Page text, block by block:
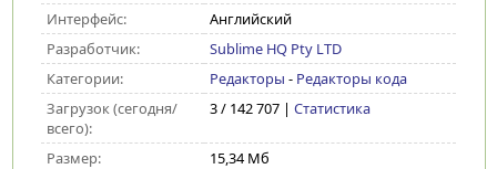
Интерфейс:
Английский
Разработчик:
Sublime HQ Pty LTD
Категории:
Редакторы - Редакторы кода
Загрузок (сегодня/
всего):
3 / 142 707 | Статистика
Размер: 15,34 Мб